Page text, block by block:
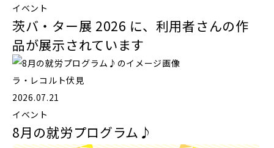
イベント
茨バ・ター展 2026 に、利用者さんの作
品が展示されています
ラ・レコルト伏見
2026.07.21
イベント
8月の就労プログラム♪